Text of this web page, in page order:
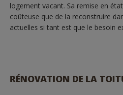
logement vacant. Sa remise en
coûteuse que de la reconstruire
actuelles si tant est que le besoin
RÉNOVATION DE LA